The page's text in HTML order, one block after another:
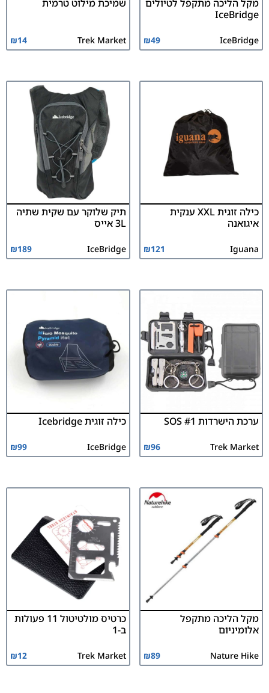
מקל הליכה מתקפל לטיולים
IceBridge
IceBridge
₪49
שמיכת מילוט טרמית
Trek Market
₪14
כילה זוגית XXL ענקית
איגואנה
Iguana
₪121
תיק שלוקר עם שקית שתיה
3L אייס
IceBridge
₪189
ערכת הישרדות SOS #1
Trek Market
₪96
כילה זוגית Icebridge
IceBridge
₪99
מקל הליכה מתקפל
אלומיניום
Nature Hike
₪89
כרטיס מולטיטול 11 פעולות
ב-1
Trek Market
₪12